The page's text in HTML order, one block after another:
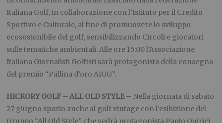
Italiana Golf, in collaborazione con l’Istituto per il Credito
Sportivo e Culturale, al fine di promuovere lo sviluppo
ecosostenibile del golf, sensibilizzando Circoli e giocatori
sulle tematiche ambientali. Alle ore 15:00 l’Associazione
Italiana Giornalisti Golfisti sarà protagonista della consegna
del premio “Pallina d’oro AIGG”.
HICKORY GOLF – ALL OLD STYLE – Nella giornata di sabato
27 giugno spazio anche al golf vintage con l’esibizione del
Gruppo “All Old Style”, che vedrà protagonista Paolo Quirici,